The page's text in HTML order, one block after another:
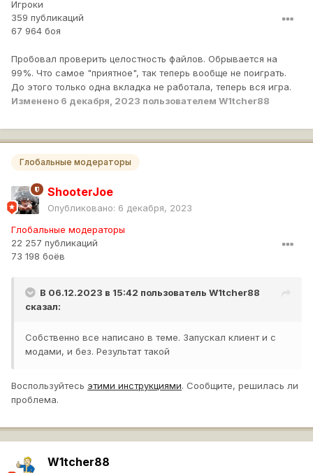
Игроки
359 публикаций
67 964 боя
Пробовал проверить целостность файлов. Обрывается на
99%. Что самое "приятное", так теперь вообще не поиграть.
До этого только одна вкладка не работала, теперь вся игра.
Изменено 6 декабря, 2023 пользователем W1tcher88
Глобальные модераторы
ShooterJoe
Опубликовано: 6 декабря, 2023
Глобальные модераторы
22 257 публикаций
73 198 боёв
В 06.12.2023 в 15:42 пользователь W1tcher88
сказал:
Собственно все написано в теме. Запускал клиент и с
модами, и без. Результат такой
Воспользуйтесь этими инструкциями. Сообщите, решилась ли
проблема.
W1tcher88